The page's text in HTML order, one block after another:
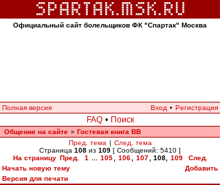
Официальный сайт болельщиков ФК "Спартак" Москва
Полная версия Вход • Регистрация
FAQ • Поиск
Общение на сайте » Гостевая книга ВВ
Пред. тема | След. тема
Страница 108 из 109 [ Сообщений: 5410 ]
На страницу Пред. 1 105 106 107 108, 109
След.
Начать новую тему
Добавить
Версия для печати